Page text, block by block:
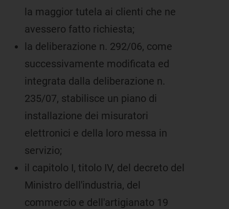
la maggior tutela ai clienti che ne
avessero fatto richiesta;
la deliberazione n. 292/06, come
successivamente modificata ed
integrata dalla deliberazione n.
235/07, stabilisce un piano di
installazione dei misuratori
elettronici e della loro messa in
servizio;
il capitolo I, titolo IV, del decreto del
Ministro dell'industria, del
commercio e dell'artigianato 19